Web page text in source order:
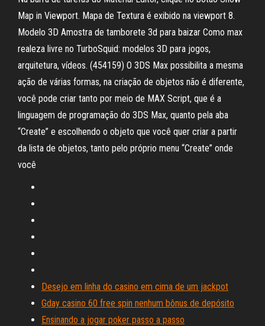
Map in Viewport. Mapa de Textura é exibido na viewport 8.
Modelo 3D Amostra de tamborete 3d para baizar Como max
realeza livre no TurboSquid: modelos 3D para jogos,
arquitetura, vídeos. (454159) O 3DS Max possibilita a mesma
ação de várias formas, na criação de objetos não é diferente,
você pode criar tanto por meio de MAX Script, que é a
linguagem de programação do 3DS Max, quanto pela aba
“Create” e escolhendo o objeto que você quer criar a partir
da lista de objetos, tanto pelo próprio menu “Create” onde
você
Desejo em linha do casino em cima de um jackpot
Gday casino 60 free spin nenhum bônus de depósito
Ensinando a jogar poker passo a passo